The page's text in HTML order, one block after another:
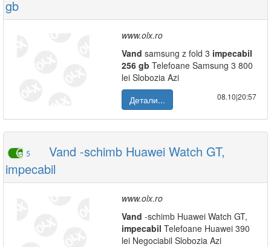
gb
www.olx.ro
Vand samsung z fold 3 impecabil
256 gb Telefoane Samsung 3 800
lei Slobozia Azi
Детали...
08.10|20:57
5
Vand -schimb Huawei Watch GT,
impecabil
www.olx.ro
Vand -schimb Huawei Watch GT,
impecabil Telefoane Huawei 390
lei Negociabil Slobozia Azi